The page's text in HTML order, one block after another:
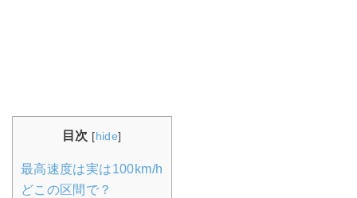
目次 [hide]
最高速度は実は100km/h
どこの区間で？